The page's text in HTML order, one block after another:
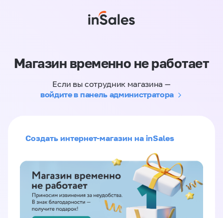
Магазин временно не работает
Если вы сотрудник магазина —
войдите в панель администратора
Создать интернет-магазин на inSales